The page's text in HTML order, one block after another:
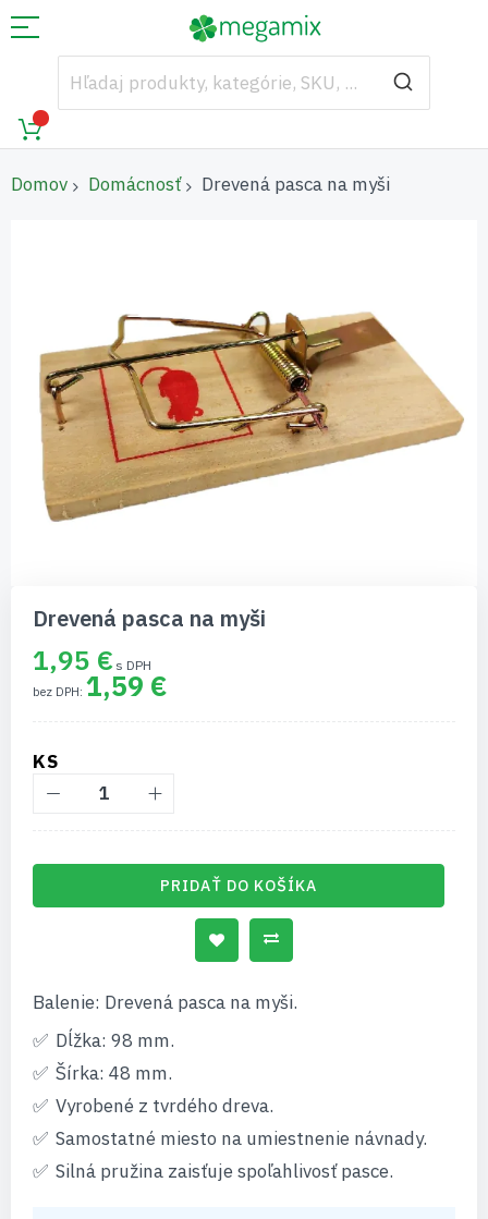
Domov Domácnosť Drevená pasca na myši
začiatok
galérie
obrázkov
Drevená pasca na myši
1,95 €
1,59 €
KS
PRIDAŤ DO KOŠÍKA
Balenie: Drevená pasca na myši.
Dĺžka: 98 mm.
Šírka: 48 mm.
Vyrobené z tvrdého dreva.
Samostatné miesto na umiestnenie návnady.
Silná pružina zaisťuje spoľahlivosť pasce.